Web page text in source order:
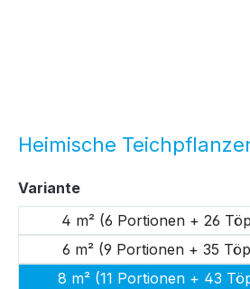
Heimische
Varianteauswählen
4 m² (6 Portionen + 26
6 m² (9 Portionen + 35
8 m² (11 Portionen + 43